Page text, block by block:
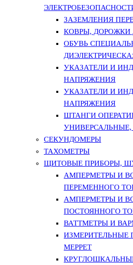
ЗАЗЕМЛЕНИЯ
КОВРЫ, ДОРОЖКИ
ОБУВЬ
УКАЗАТЕЛИ И
НАПРЯЖЕНИЯ
УКАЗАТЕЛИ И
НАПРЯЖЕНИЯ
ШТАНГИ
СЕКУНДОМЕРЫ
ТАХОМЕТРЫ
ЩИТОВЫЕ ПРИБОРЫ,
АМПЕРМЕТРЫ И
ПЕРЕМЕННОГО
АМПЕРМЕТРЫ И
ПОСТОЯННОГО
ВАТТМЕТРЫ И
ИЗМЕРИТЕЛЬНЫЕ
МЕРРЕТ